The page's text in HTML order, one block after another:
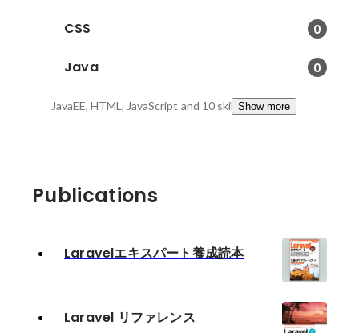
CSS 0
Java 0
JavaEE, HTML, JavaScript and 10 skillsShow more
Publications
Laravelエキスパート養成読本
Laravel リファレンス